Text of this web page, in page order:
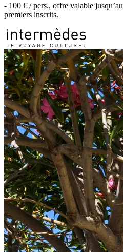
- 100 € / pers., offre valable jusqu’au
premiers inscrits.